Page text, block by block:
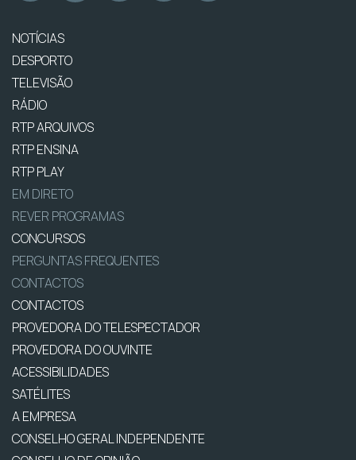
NOTÍCIAS
DESPORTO
TELEVISÃO
RÁDIO
RTP ARQUIVOS
RTP ENSINA
RTP PLAY
EM DIRETO
REVER PROGRAMAS
CONCURSOS
PERGUNTAS FREQUENTES
CONTACTOS
CONTACTOS
PROVEDORA DO TELESPECTADOR
PROVEDORA DO OUVINTE
ACESSIBILIDADES
SATÉLITES
A EMPRESA
CONSELHO GERAL INDEPENDENTE